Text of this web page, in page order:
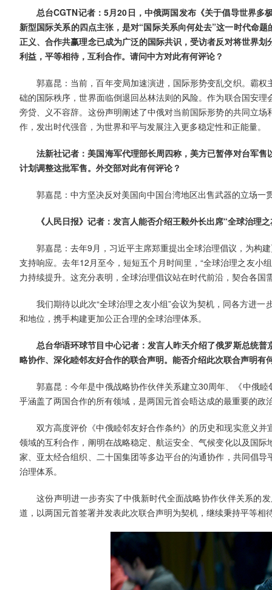
总台CGTN记者：5月20日，中俄两国发布《关于倡导世界
新型国际关系的四点主张，是对“国际关系向何处去”这一时代命
正义、合作共赢理念已成为广泛的国际共识，受访者反对将世界
利益，平等相待，互利合作。请问中方对此有何评论？
郭嘉昆：当前，百年变局加速演进，国际形势变乱交织。霸
础的国际秩序，世界面临倒退回丛林法则的风险。作为联合国安
旁贷、义不容辞。这份声明阐述了中俄对当前国际形势的共同立
作，发出时代强音，为世界和平与发展注入更多稳定性和正能量。
法新社记者：美国海军代理部长周四称，美方已暂停对台军
计划调整这批军售。外交部对此有何评论？
郭嘉昆：中方坚决反对美国向中国台湾地区出售武器的立场一
《人民日报》记者：发言人能否介绍王毅外长出席“全球治理
郭嘉昆：去年9月，习近平主席郑重提出全球治理倡议，为构
支持响应。去年12月至今，短短五个月时间里，“全球治理之友小
力持续提升。这充分表明，全球治理倡议站在时代前沿，契合各国
我们期待以此次“全球治理之友小组”会议为契机，同各方进
和地位，携手构建更加公正合理的全球治理体系。
总台华语环球节目中心记者：发言人昨天介绍了俄罗斯总统
略协作、深化睦邻友好合作的联合声明。能否介绍此次联合声明有
郭嘉昆：今年是中俄战略协作伙伴关系建立30周年、《中俄
乎涵盖了两国合作的所有领域，是两国元首会晤达成的最重要的政
双方高度评价《中俄睦邻友好合作条约》的历史和现实意义
领域的互利合作，阐明在战略稳定、航运安全、气候变化以及国
家、亚太经合组织、二十国集团等多边平台的沟通协作，共同倡
治理体系。
这份声明进一步夯实了中俄新时代全面战略协作伙伴关系的
道，以两国元首签署并发表此次联合声明为契机，继续秉持平等